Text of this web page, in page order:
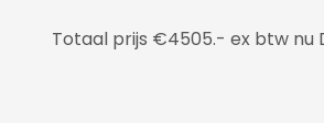
Totaal prijs €4505.- ex btw nu